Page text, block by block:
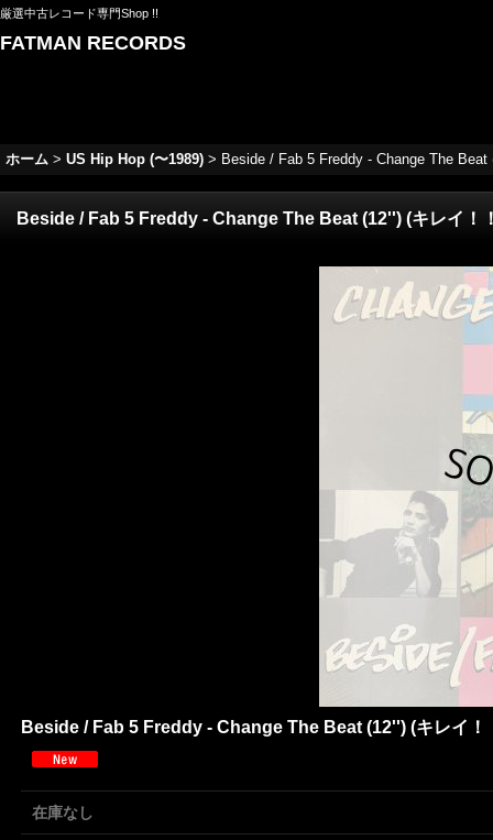
厳選中古レコード専門Shop !!
FATMAN RECORDS
ホーム > US Hip Hop (〜1989) > Beside / Fab 5 Freddy - Change The
Beside / Fab 5 Freddy - Change The Beat (12'') (キレイ！
Beside / Fab 5 Freddy - Change The Beat (12'') (キレイ
在庫なし